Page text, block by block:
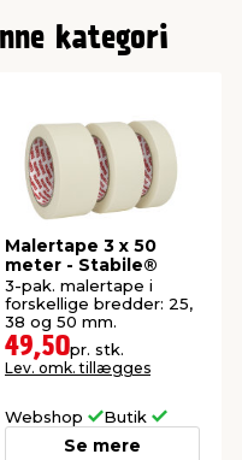
kategori
Malertape 3 x 50
meter - Stabile®
3-pak. malertape i
forskellige bredder: 25,
38 og 50 mm.
49,50pr. stk.
Lev. omk. tillægges
Webshop Butik
Se mere